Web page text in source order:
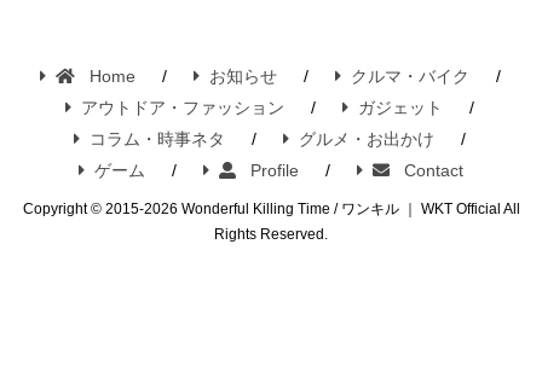
Home お知らせ
クルマ・バイク
アウトドア・ファッション
ガジェット
コラム・時事ネタ
グルメ・お出かけ
ゲーム
Profile Contact
Copyright © 2015-2026 Wonderful Killing Time / ワンキル ｜ WKT Official All
Rights Reserved.